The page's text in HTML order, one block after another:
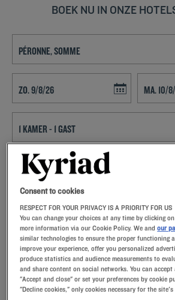
BOEK NU IN ONZE
ZOEK EEN HOTEL
Voeg kortingscode toe
Sta eens stil bij Péronne en bezoek de tweede
een rijke geschiedenis heeft. Plan uw
hotel.
Consent to cookies
RESPECT FOR YOUR PRIVACY IS A PRIORITY FOR US
You can change your choices at any time by clicking
more information via our Cookie Policy. We andour
similar technologies to ensure the proper functioning
improve your experience, offer you personalized
produce statistics and audience measurements to
and share content on social networks. You can
"Accept and close" or set your preferences by cookie
"Decline cookies," only cookies necessary for the